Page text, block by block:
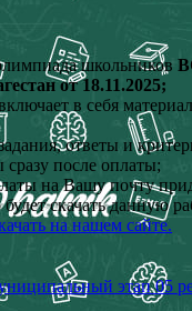
школьников
от 18.11.2025;
в себя
ответы и
сразу после оплаты;
на Вашу почту
скачать данную
на нашем сайте.
этап 05